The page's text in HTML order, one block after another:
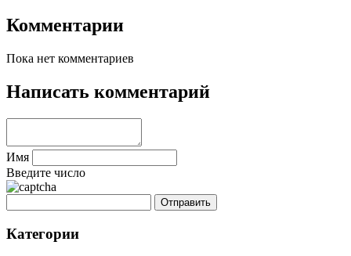
Комментарии
Пока нет комментариев
Написать комментарий
Имя
Введите число
Категории